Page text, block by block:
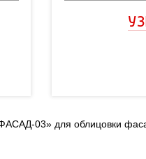
03» для облицовки